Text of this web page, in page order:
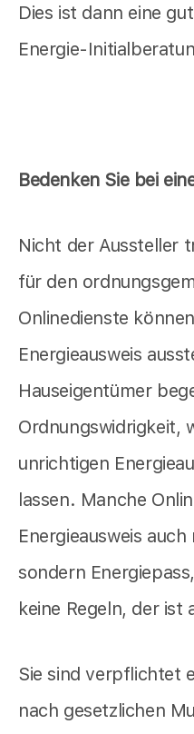
Dies ist dann eine
Energie-
Bedenken Sie bei
Nicht der Aussteller
für den
Onlinedienste
Energieausweis
Hauseigentümer
Ordnungswidrigkeit,
unrichtigen
lassen. Manche
Energieausweis
sondern
keine Regeln, der ist
Sie sind verpflichtet
nach gesetzlichen